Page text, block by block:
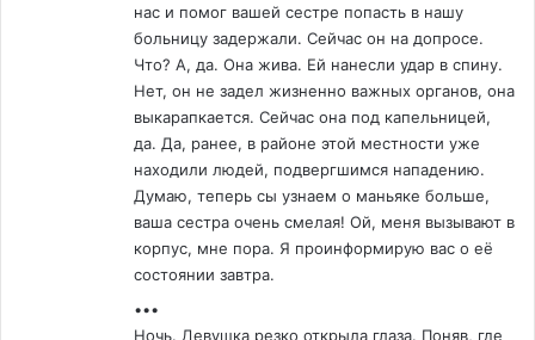
нас и помог вашей сестре попасть в нашу
больницу задержали. Сейчас он на допросе.
Что? А, да. Она жива. Ей нанесли удар в спину.
Нет, он не задел жизненно важных органов, она
выкарапкается. Сейчас она под капельницей,
да. Да, ранее, в районе этой местности уже
находили людей, подвергшимся нападению.
Думаю, теперь сы узнаем о маньяке больше,
ваша сестра очень смелая! Ой, меня вызывают в
корпус, мне пора. Я проинформирую вас о её
состоянии завтра.
•••
Ночь. Девушка резко открыла глаза. Поняв, где